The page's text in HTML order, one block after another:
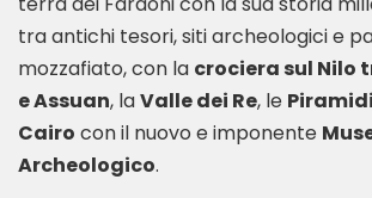
tra antichi tesori, siti archeologici e
mozzafiato, con la crociera sul Nilo
e Assuan, laValle dei Re, le Piramidi
Cairo con il nuovo e imponente
Archeologico.